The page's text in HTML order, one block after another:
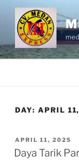
content
DAY: APRIL
POSTED
ON
APRIL 11, 2025
Daya Tarik